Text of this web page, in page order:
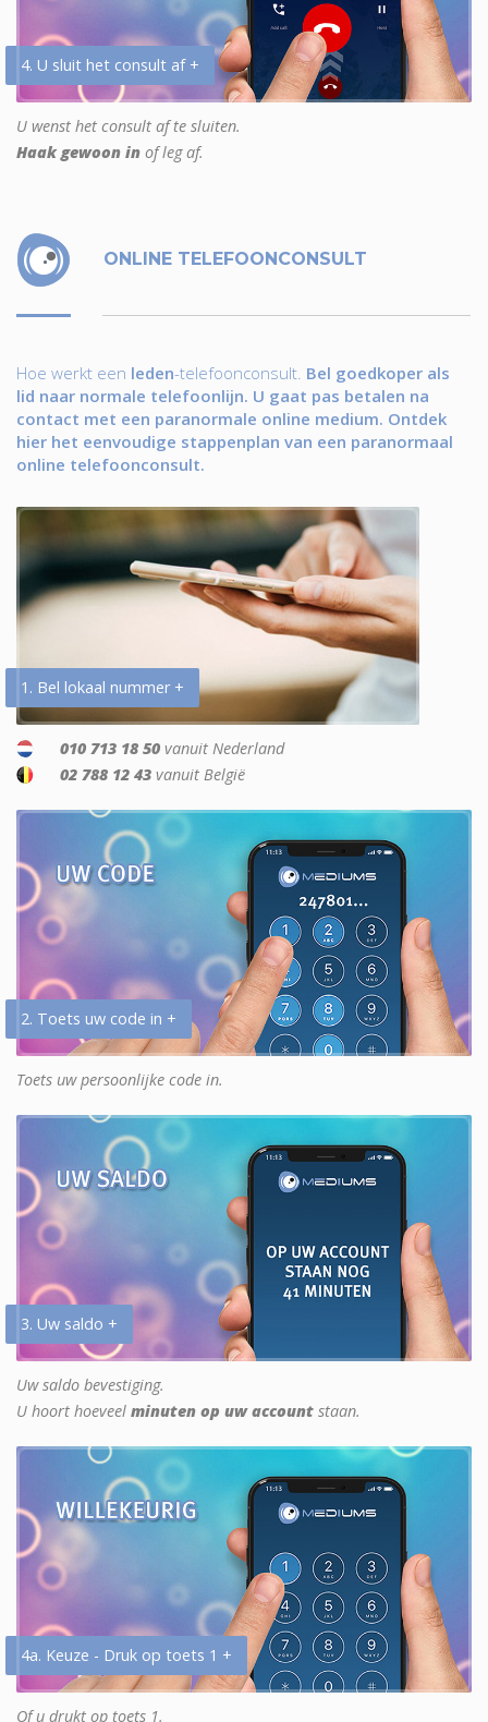
4. U sluit het consult af +
U wenst het consult af te sluiten.
Haak gewoon in of leg af.
ONLINE TELEFOONCONSULT
Hoe werkt een leden-telefoonconsult. Bel goedkoper als
lid naar normale telefoonlijn. U gaat pas betalen na
contact met een paranormale online medium. Ontdek
hier het eenvoudige stappenplan van een paranormaal
online telefoonconsult.
1. Bel lokaal nummer +
010 713 18 50 vanuit Nederland
02 788 12 43 vanuit België
2. Toets uw code in +
Toets uw persoonlijke code in.
3. Uw saldo +
Uw saldo bevestiging.
U hoort hoeveel minuten op uw account staan.
4a. Keuze - Druk op toets 1 +
Of u drukt op toets 1.